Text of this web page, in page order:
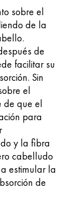
sobre el
de la
de
facilitar su
Sin
el
de que el
para
y la fibra
cabelludo
estimular la
de